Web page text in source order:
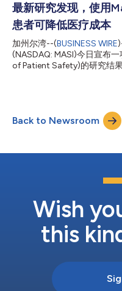
中对健康志愿者开展，或采
明，在医院环境中开展技
究中，团队将临床判断下通
(SaO2)值与时间同步的脉搏
种独特设计使得SaO2与
点进行：无论是常规测量时
时，均由治疗团队根据既
最新研究发现，使用
患者可降低医疗成本
加州尔湾--(BUSINESS WIRE
(NASDAQ: MASI)今日宣布
of Patient Safety)的研究结
被证实，包括降低死亡率、
预预防病情恶化，从而减少
的次数。2-5如今，在这项
系统通过避免医疗护理升级
每次避免抢救事件对每位患
向影响，每次避免转院事件
Back to Newsroom
Wish
this